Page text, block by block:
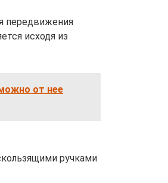
передвижения
исходя из
от нее
ручками